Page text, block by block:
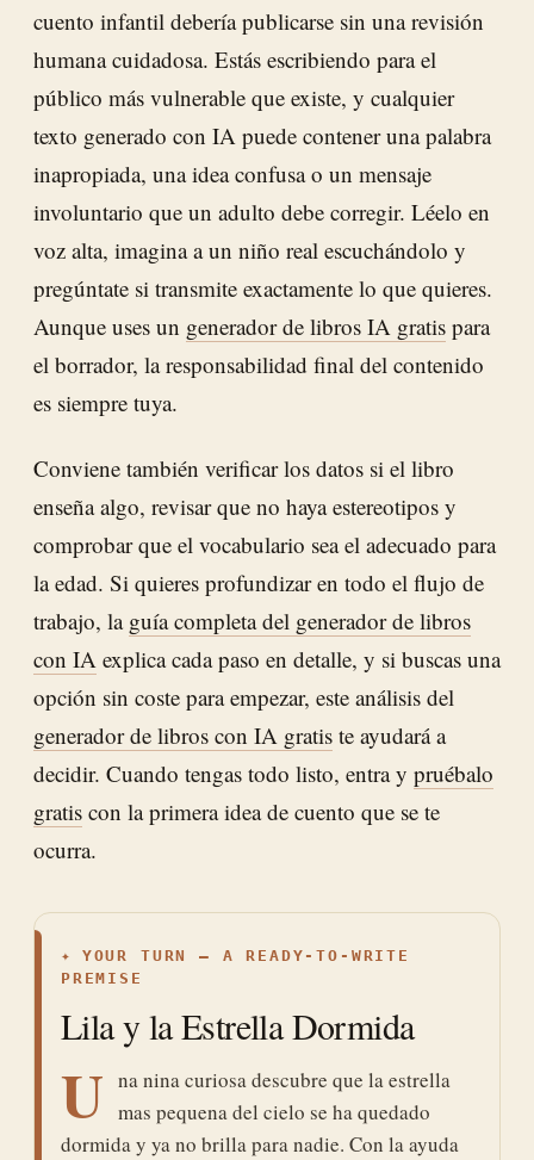
cuento infantil debería publicarse sin una revisión
humana cuidadosa. Estás escribiendo para el
público más vulnerable que existe, y cualquier
texto generado con IA puede contener una palabra
inapropiada, una idea confusa o un mensaje
involuntario que un adulto debe corregir. Léelo en
voz alta, imagina a un niño real escuchándolo y
pregúntate si transmite exactamente lo que quieres.
Aunque uses un generador de libros IA gratis para
el borrador, la responsabilidad final del contenido
es siempre tuya.
Conviene también verificar los datos si el libro
enseña algo, revisar que no haya estereotipos y
comprobar que el vocabulario sea el adecuado para
la edad. Si quieres profundizar en todo el flujo de
trabajo, la guía completa del generador de libros
con IA explica cada paso en detalle, y si buscas una
opción sin coste para empezar, este análisis del
generador de libros con IA gratis te ayudará a
decidir. Cuando tengas todo listo, entra y pruébalo
gratis con la primera idea de cuento que se te
ocurra.
✦
YOUR TURN — A READY-TO-WRITE
PREMISE
Lila y la Estrella Dormida
U na nina curiosa descubre que la estrella
mas pequena del cielo se ha quedado
dormida y ya no brilla para nadie. Con la ayuda